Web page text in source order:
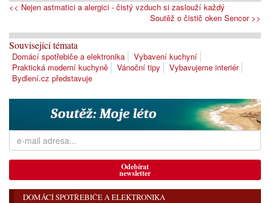
<< Nejen astmatici a alergici - čistý vzduch si zaslouží každý
Soutěž o čistič oken Sencor >>
Související témata
Domácí spotřebiče a elektronika
Vybavení kuchyní
Praktická moderní kuchyně
Vánoční tipy
Vybavujeme interiér
Bydlení.cz představuje
Odebírat
newsletter
DOMÁCÍ SPOTŘEBIČE A ELEKTRONIKA